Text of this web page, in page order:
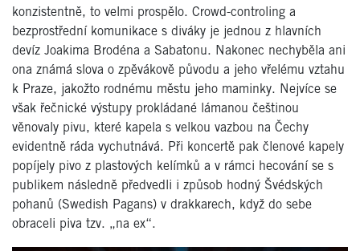
konzistentně, to velmi prospělo. Crowd-controling a
bezprostřední komunikace s diváky je jednou z hlavních
devíz Joakima Brodéna a Sabatonu. Nakonec nechyběla ani
ona známá slova o zpěvákově původu a jeho vřelému vztahu
k Praze, jakožto rodnému městu jeho maminky. Nejvíce se
však řečnické výstupy prokládané lámanou češtinou
věnovaly pivu, které kapela s velkou vazbou na Čechy
evidentně ráda vychutnává. Při koncertě pak členové kapely
popíjely pivo z plastových kelímků a v rámci hecování se s
publikem následně předvedli i způsob hodný Švédských
pohanů (Swedish Pagans) v drakkarech, když do sebe
obraceli piva tzv. „na ex“.